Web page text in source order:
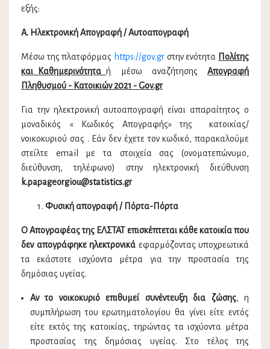
εξής:
Α. Ηλεκτρονική Απογραφή / Αυτοαπογραφή
Μέσω της πλατφόρμας https://gov.gr στην ενότητα Πολίτης
και Καθημερινότηταή μέσω αναζήτησης Απογραφή
Πληθυσμού - Κατοικιών 2021 - Gov.gr
Για την ηλεκτρονική αυτοαπογραφή είναι απαραίτητος ο
μοναδικός « Κωδικός Απογραφής» της κατοικίας/
νοικοκυριού σας . Εάν δεν έχετε τον κωδικό, παρακαλούμε
στείλτε email με τα στοιχεία σας (ονοματεπώνυμο,
διεύθυνση, τηλέφωνο) στην ηλεκτρονική διεύθυνση
k.papageorgiou@statistics.gr
Φυσική απογραφή / Πόρτα-Πόρτα
Ο Απογραφέας της ΕΛΣΤΑΤ επισκέπτεται κάθε κατοικία που
δεν απογράφηκε ηλεκτρονικά εφαρμόζοντας υποχρεωτικά
τα εκάστοτε ισχύοντα μέτρα για την προστασία της
δημόσιας υγείας.
Αν το νοικοκυριό επιθυμεί συνέντευξη δια ζώσης, η
συμπλήρωση του ερωτηματολογίου θα γίνει είτε εντός
είτε εκτός της κατοικίας, τηρώντας τα ισχύοντα μέτρα
προστασίας της δημόσιας υγείας. Στο τέλος της